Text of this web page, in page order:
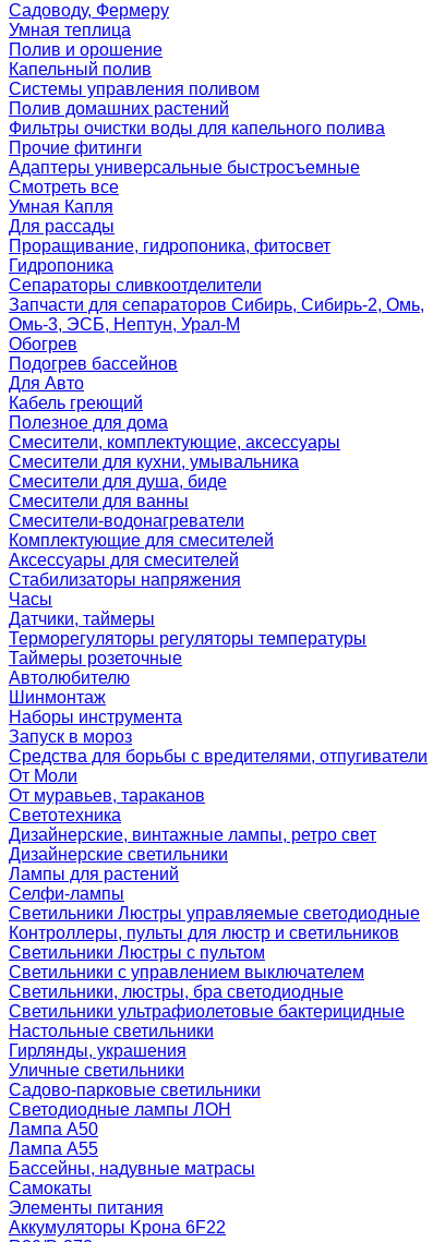
Садоводу, Фермеру
Умная теплица
Полив и орошение
Капельный полив
Системы управления поливом
Полив домашних растений
Фильтры очистки воды для капельного полива
Прочие фитинги
Адаптеры универсальные быстросъемные
Смотреть все
Умная Капля
Для рассады
Проращивание, гидропоника, фитосвет
Гидропоника
Сепараторы сливкоотделители
Запчасти для сепараторов Сибирь, Сибирь-2, Омь,
Омь-3, ЭСБ, Нептун, Урал-М
Обогрев
Подогрев бассейнов
Для Авто
Кабель греющий
Полезное для дома
Смесители, комплектующие, аксессуары
Смесители для кухни, умывальника
Смесители для душа, биде
Смесители для ванны
Смесители-водонагреватели
Комплектующие для смесителей
Аксессуары для смесителей
Стабилизаторы напряжения
Часы
Датчики, таймеры
Терморегуляторы регуляторы температуры
Таймеры розеточные
Автолюбителю
Шинмонтаж
Наборы инструмента
Запуск в мороз
Средства для борьбы с вредителями, отпугиватели
От Моли
От муравьев, тараканов
Светотехника
Дизайнерские, винтажные лампы, ретро свет
Дизайнерские светильники
Лампы для растений
Селфи-лампы
Светильники Люстры управляемые светодиодные
Контроллеры, пульты для люстр и светильников
Светильники Люстры с пультом
Светильники с управлением выключателем
Светильники, люстры, бра светодиодные
Светильники ультрафиолетовые бактерицидные
Настольные светильники
Гирлянды, украшения
Уличные светильники
Садово-парковые светильники
Светодиодные лампы ЛОН
Лампа A50
Лампа A55
Бассейны, надувные матрасы
Самокаты
Элементы питания
Аккумуляторы Kрона 6F22